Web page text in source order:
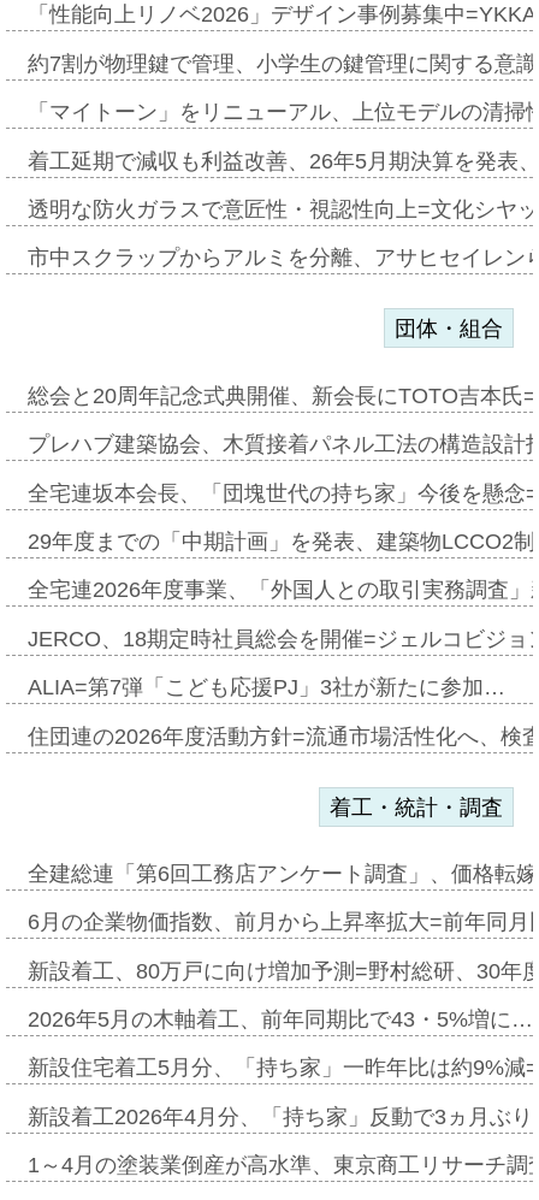
「性能向上リノベ2026」デザイン事例募集中
約7割が物理鍵で管理、小学生の鍵管理に関する意
「マイトーン」をリニューアル、上位モデルの清
着工延期で減収も利益改善、26年5月期決算を発表
透明な防火ガラスで意匠性・視認性向上=文化シヤ
市中スクラップからアルミを分離、アサヒセイレ
団体・組合
総会と20周年記念式典開催、新会長にTOTO吉本氏
プレハブ建築協会、木質接着パネル工法の構造設
全宅連坂本会長、「団塊世代の持ち家」今後を懸
29年度までの「中期計画」を発表、建築物LCCO2
全宅連2026年度事業、「外国人との取引実務調査
JERCO、18期定時社員総会を開催=ジェルコビジ
ALIA=第7弾「こども応援PJ」3社が新たに参加…
住団連の2026年度活動方針=流通市場活性化へ、検
着工・統計・調査
全建総連「第6回工務店アンケート調査」、価格転
6月の企業物価指数、前月から上昇率拡大=前年同
新設着工、80万戸に向け増加予測=野村総研、30年
2026年5月の木軸着工、前年同期比で43・5%増に…
新設住宅着工5月分、「持ち家」一昨年比は約9%
新設着工2026年4月分、「持ち家」反動で3ヵ月ぶ
1～4月の塗装業倒産が高水準、東京商工リサーチ